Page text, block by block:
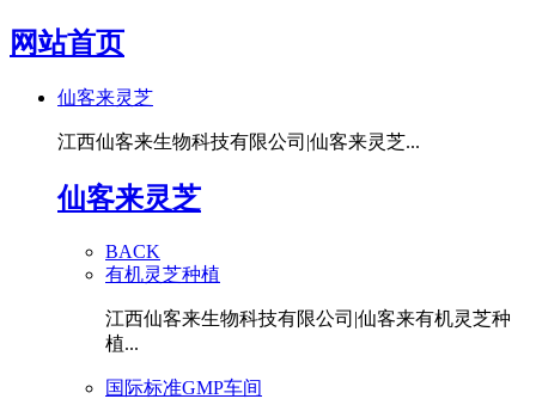
网站首页
仙客来灵芝
江西仙客来生物科技有限公司|仙客来灵芝...
仙客来灵芝
BACK
有机灵芝种植
江西仙客来生物科技有限公司|仙客来有机灵芝种
植...
国际标准GMP车间